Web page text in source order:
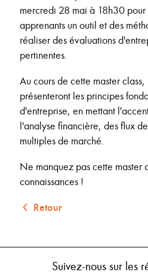
mercredi 28 mai à 18h30 pour
apprenants un outil et des
réaliser des évaluations
pertinentes.
Au cours de cette master
présenteront les principes
d'entreprise, en mettant
l'analyse financière, des flux
multiples de marché.
Ne manquez pas cette master
connaissances !
Retour
Suivez-nous sur les